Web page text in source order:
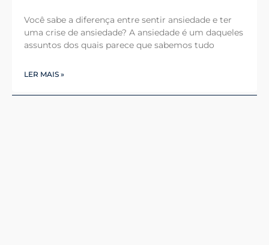
Você sabe a diferença entre sentir ansiedade e ter
uma crise de ansiedade? A ansiedade é um daqueles
assuntos dos quais parece que sabemos tudo
LER MAIS »